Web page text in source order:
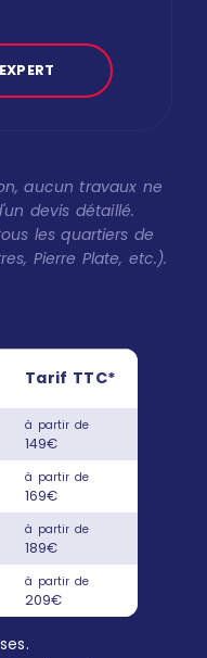
aucun travaux ne
devis détaillé.
les quartiers de
Pierre Plate, etc.).
Tarif TTC*
à partir de
149€
à partir de
169€
à partir de
189€
à partir de
209€